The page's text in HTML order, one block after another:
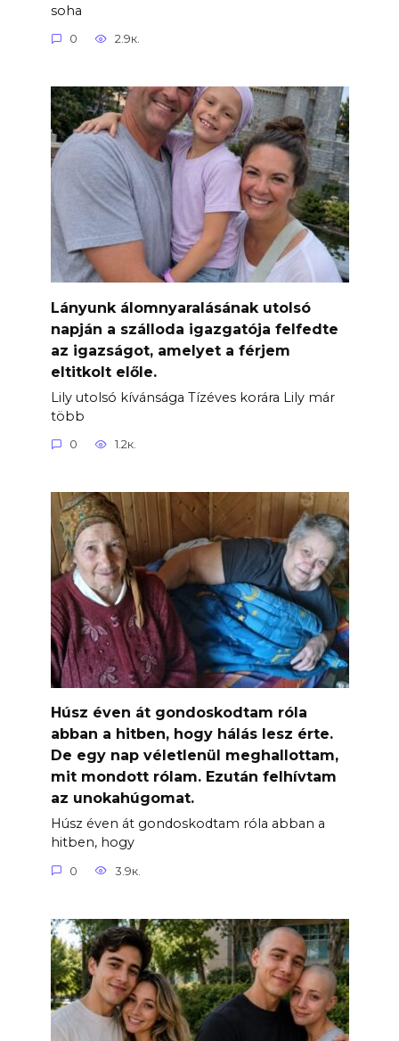
soha
0 2.9к.
Lányunk álomnyaralásának utolsó
napján a szálloda igazgatója felfedte
az igazságot, amelyet a férjem
eltitkolt előle.
Lily utolsó kívánsága Tízéves korára Lily már
több
0 1.2к.
Húsz éven át gondoskodtam róla
abban a hitben, hogy hálás lesz érte.
De egy nap véletlenül meghallottam,
mit mondott rólam. Ezután felhívtam
az unokahúgomat.
Húsz éven át gondoskodtam róla abban a
hitben, hogy
0 3.9к.